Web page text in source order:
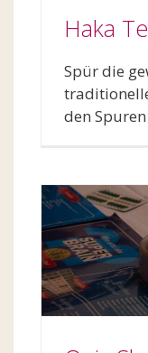
Haka
Spür die
den